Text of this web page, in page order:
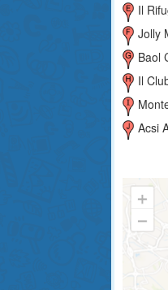
Il
Jolly
Baol
Il Club
Acsi